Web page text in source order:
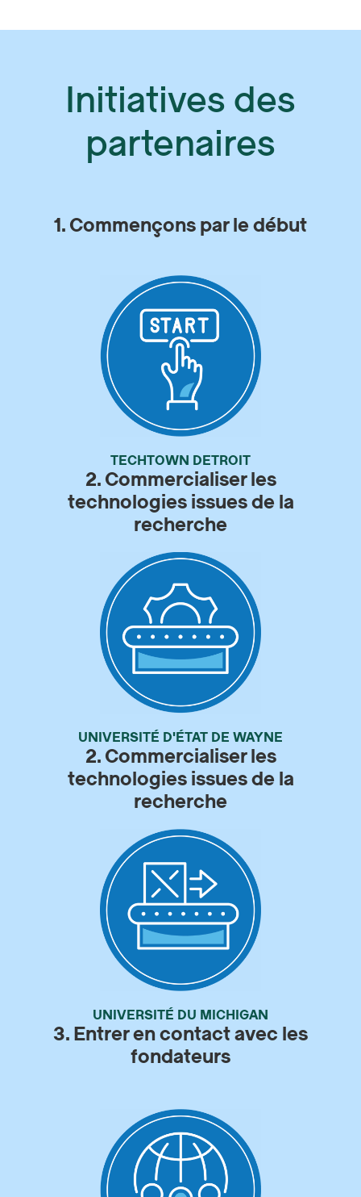
Initiatives des
partenaires
1. Commençons par le début
TECHTOWN DETROIT
2. Commercialiser les
technologies issues de la
recherche
UNIVERSITÉ D'ÉTAT DE WAYNE
2. Commercialiser les
technologies issues de la
recherche
UNIVERSITÉ DU MICHIGAN
3. Entrer en contact avec les
fondateurs